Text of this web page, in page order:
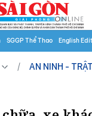
SGGP Thể Thao English
AN NINH -